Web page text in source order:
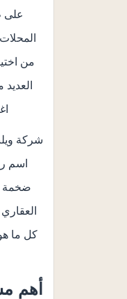
على
من
اسم
ضخمة
أهم